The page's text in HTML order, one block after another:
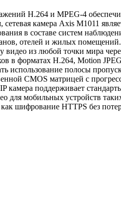
H.264 и MPEG-4
камера Axis M1011
в составе систем
отелей и жилых
видео из любой точки мира
в форматах H.264, Motion
использование полосы
CMOS матрицей с
камера поддерживает
для мобильных устройств
шифрование HTTPS без